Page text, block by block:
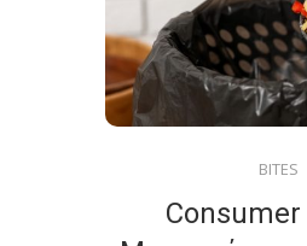
BITES